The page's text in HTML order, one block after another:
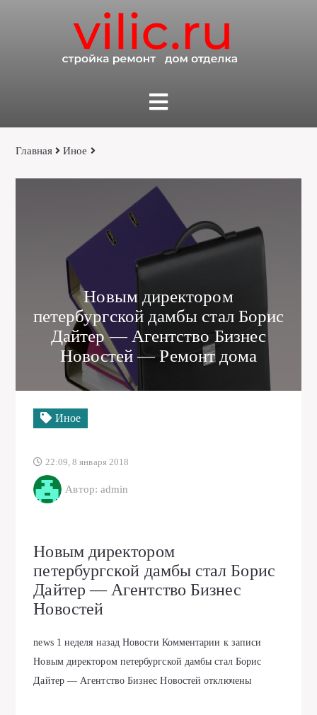
Главная Иное
Новым директором
петербургской дамбы стал Борис
Дайтер — Агентство Бизнес
Новостей — Ремонт дома
Иное
22:09, 8 января 2018
Автор: admin
Новым директором
петербургской дамбы стал Борис
Дайтер — Агентство Бизнес
Новостей
news 1 неделя назад Новости Комментарии к записи
Новым директором петербургской дамбы стал Борис
Дайтер — Агентство Бизнес Новостей отключены